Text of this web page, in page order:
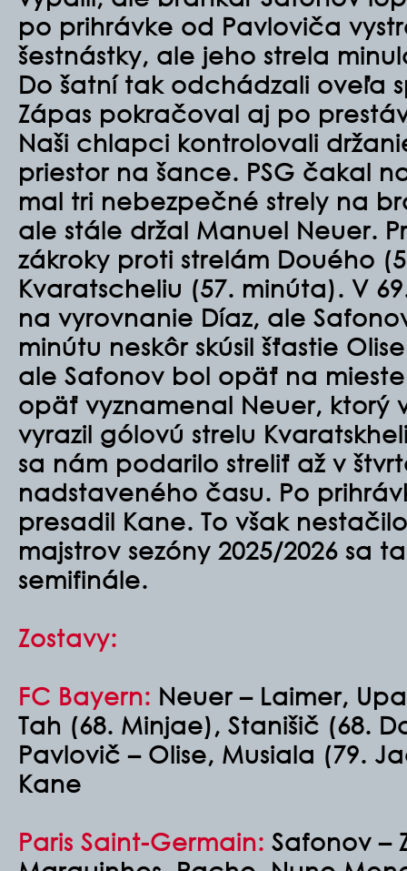
po prihrávke od Pavloviča
šestnástky, ale jeho strela
Do šatní tak odchádzali oveľa
Zápas pokračoval aj po
Naši chlapci kontrolovali
priestor na šance. PSG čakal
mal tri nebezpečné strely na
ale stále držal Manuel Neuer.
zákroky proti strelám Douého
Kvaratscheliu (57. minúta). V
na vyrovnanie Díaz, ale
minútu neskôr skúsil šťastie
ale Safonov bol opäť na
opäť vyznamenal Neuer, ktorý
vyrazil gólovú strelu
sa nám podarilo streliť až v
nadstaveného času. Po
presadil Kane. To však
majstrov sezóny 2025/2026 sa
semifinále.
Zostavy:
FC Bayern: Neuer – Laimer,
Tah (68. Minjae), Stanišič (68.
Pavlovič – Olise, Musiala (79.
Kane
Paris Saint-Germain: Safonov –